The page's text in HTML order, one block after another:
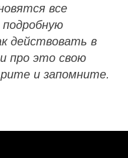
все
действовать в
про это свою
и запомните.